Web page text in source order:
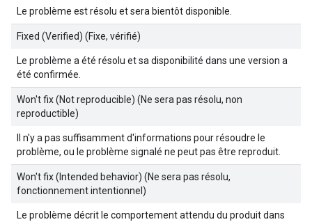
Le problème est résolu et sera bientôt disponible.
Fixed (Verified) (Fixe, vérifié)
Le problème a été résolu et sa disponibilité dans une version a
été confirmée.
Won't fix (Not reproducible) (Ne sera pas résolu, non
reproductible)
Il n'y a pas suffisamment d'informations pour résoudre le
problème, ou le problème signalé ne peut pas être reproduit.
Won't fix (Intended behavior) (Ne sera pas résolu,
fonctionnement intentionnel)
Le problème décrit le comportement attendu du produit dans